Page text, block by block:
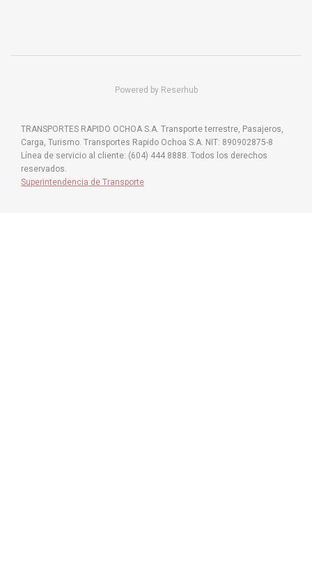
Powered by Reserhub
TRANSPORTES RAPIDO OCHOA S.A. Transporte terrestre, Pasajeros,
Carga, Turismo. Transportes Rapido Ochoa S.A. NIT: 890902875-8
Línea de servicio al cliente: (604) 444 8888. Todos los derechos
reservados.
Superintendencia de Transporte